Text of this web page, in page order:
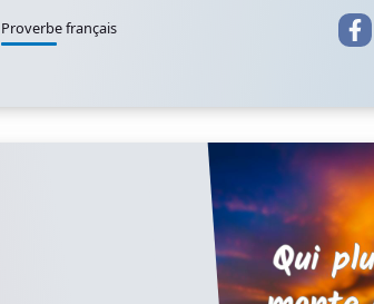
Proverbe français